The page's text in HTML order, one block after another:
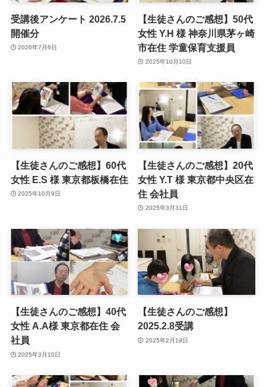
受講後アンケート 2026.7.5
開催分
2026年7月6日
【生徒さんのご感想】50代
女性 Y.H 様 神奈川県茅ヶ崎
市在住 学童保育支援員
2025年10月10日
【生徒さんのご感想】60代
女性 E.S 様 東京都板橋在住
2025年10月9日
【生徒さんのご感想】20代
女性 Y.T 様 東京都中央区在
住 会社員
2025年3月31日
【生徒さんのご感想】40代
女性 A.A様 東京都在住 会
社員
2025年3月10日
【生徒さんのご感想】
2025.2.8受講
2025年2月19日